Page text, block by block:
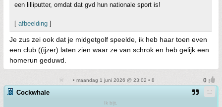
een lilliputter, omdat dat gvd hun nationale sport is!
[ afbeelding ]
Je zus zei ook dat je midgetgolf speelde, ik heb haar toen even
een club ((ijzer) laten zien waar ze van schrok en heb gelijk een
homerun geduwd.
• maandag 1 juni 2026 @ 23:02 • 8
Cockwhale
Ik bijt.